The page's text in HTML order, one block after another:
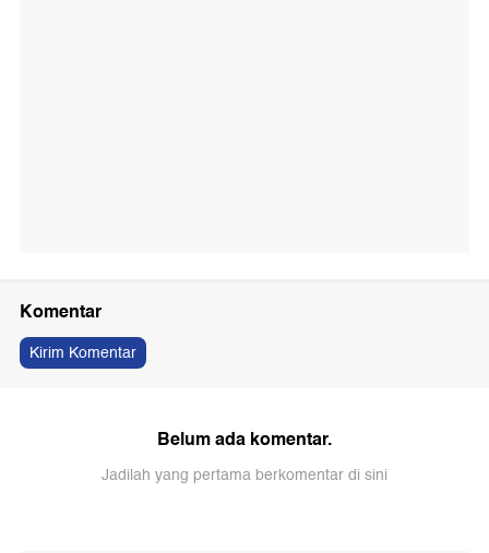
Komentar
Kirim Komentar
Belum ada komentar.
Jadilah yang pertama berkomentar di sini